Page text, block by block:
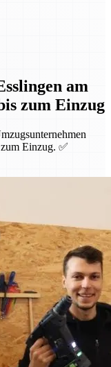
am
zum Einzug
Einzug. ✅